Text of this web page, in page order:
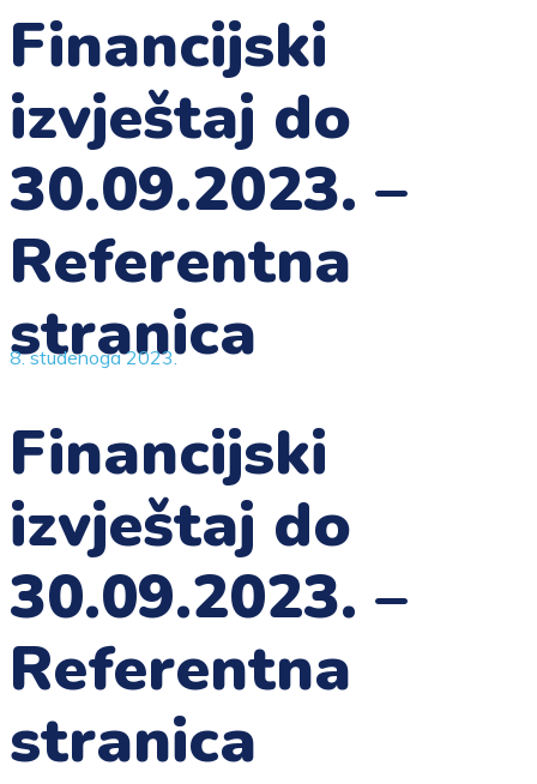
Financijski
izvještaj do
30.09.2023. –
Referentna
stranica
8. studenoga 2023.
Financijski
izvještaj do
30.09.2023. –
Referentna
stranica